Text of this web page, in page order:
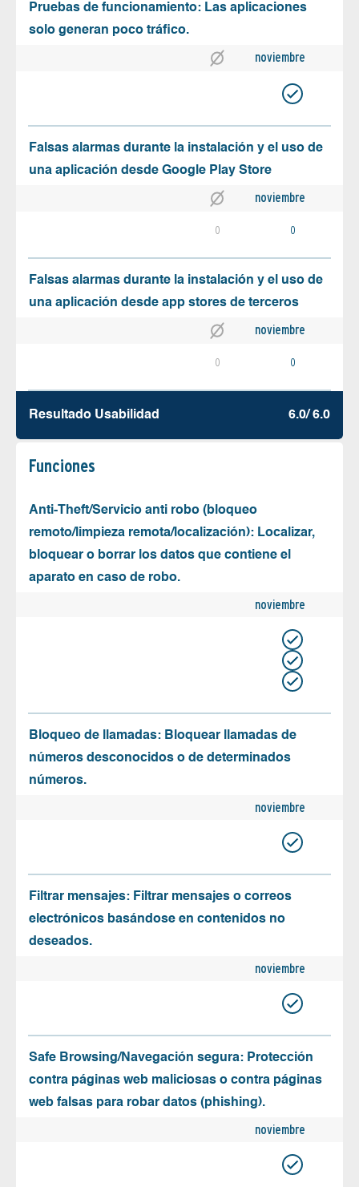
Pruebas de funcionamiento: Las aplicaciones
solo generan poco tráfico.
noviembre
Falsas alarmas durante la instalación y el uso de
una aplicación desde Google Play Store
noviembre
0 0
Falsas alarmas durante la instalación y el uso de
una aplicación desde app stores de terceros
noviembre
0 0
Resultado Usabilidad 6.0/ 6.0
Funciones
Anti-Theft/Servicio anti robo (bloqueo
remoto/limpieza remota/localización): Localizar,
bloquear o borrar los datos que contiene el
aparato en caso de robo.
noviembre
Bloqueo de llamadas: Bloquear llamadas de
números desconocidos o de determinados
números.
noviembre
Filtrar mensajes: Filtrar mensajes o correos
electrónicos basándose en contenidos no
deseados.
noviembre
Safe Browsing/Navegación segura: Protección
contra páginas web maliciosas o contra páginas
web falsas para robar datos (phishing).
noviembre